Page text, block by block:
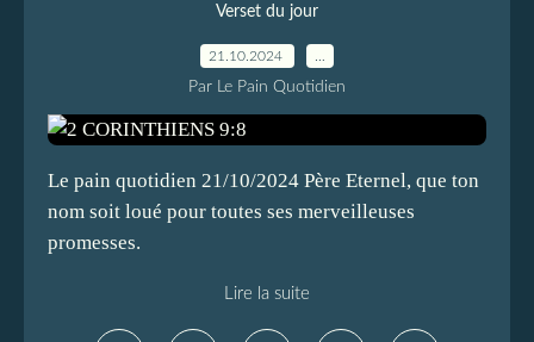
Verset du jour
21.10.2024
Par Le Pain Quotidien
Le pain quotidien 21/10/2024 Père Eternel, que ton
nom soit loué pour toutes ses merveilleuses
promesses.
Lire la suite